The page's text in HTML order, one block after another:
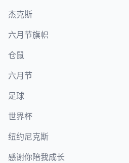
杰克斯
六月节旗帜
仓鼠
六月节
足球
世界杯
纽约尼克斯
感谢你陪我成长